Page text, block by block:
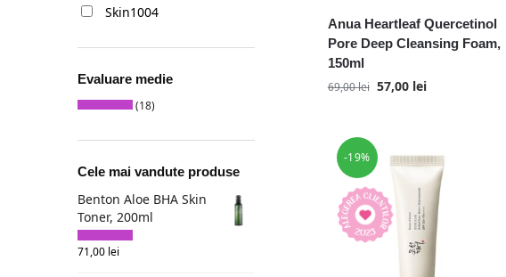
Anua Heartleaf Quercetinol
Pore Deep Cleansing Foam,
150ml
69,00lei 57,00 lei
-19%
Skin1004
Evaluare medie
(18)
Cele mai vandute produse
Benton Aloe BHA Skin
Toner, 200ml
71,00 lei